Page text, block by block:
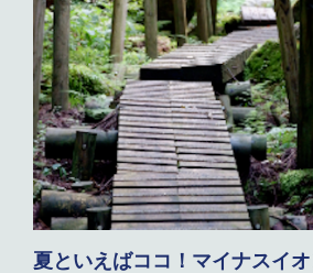
夏といえばココ！マイナスイ